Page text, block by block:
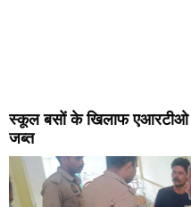
स्कूल बसों के खिलाफ एआरटीओ
जब्त